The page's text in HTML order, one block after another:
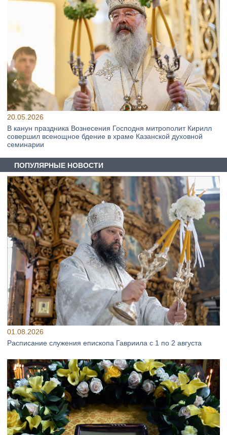
20.05.2026
В канун праздника Вознесения Господня митрополит Кирилл
совершил всенощное бдение в храме Казанской духовной
семинарии
ПОПУЛЯРНЫЕ НОВОСТИ
01.08.2026
Расписание служения епископа Гавриила с 1 по 2 августа